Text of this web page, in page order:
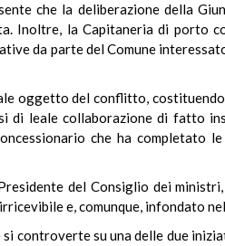
che la deliberazione della
Inoltre, la Capitaneria di porto
da parte del Comune
oggetto del conflitto,
di leale collaborazione di fatto
che ha completato
del Consiglio dei
e, comunque, infondato
si controverte su una delle due